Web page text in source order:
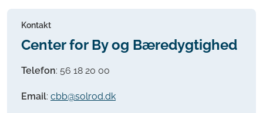
Kontakt
Center for By og Bæredygtighed
Telefon: 56 18 20 00
Email: cbb@solrod.dk